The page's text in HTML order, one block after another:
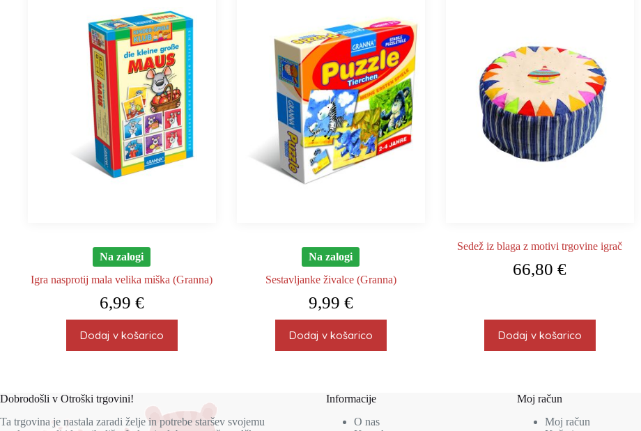
Na zalogi
Igra nasprotij mala velika miška (Granna)
6,99 €
Dodaj v košarico
Na zalogi
Sestavljanke živalce (Granna)
9,99 €
Dodaj v košarico
Sedež iz blaga z motivi trgovine igrač
66,80€
Dodaj v košarico
Dobrodošli v Otroški trgovini!
Ta trgovina je nastala zaradi želje in potrebe staršev svojemu
Informacije
O nas
Moj račun
Moj račun